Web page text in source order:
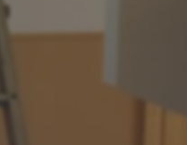
メディア情報